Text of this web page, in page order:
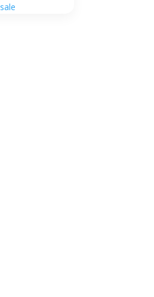
sale